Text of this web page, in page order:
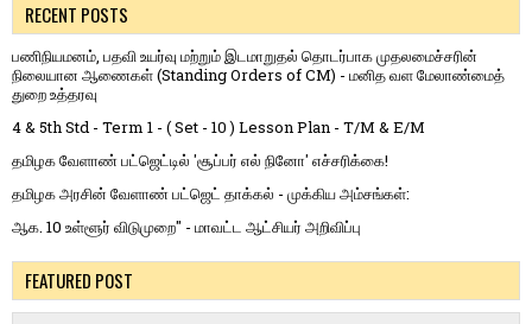
RECENT POSTS
பணிநியமனம், பதவி உயர்வு மற்றும் இடமாறுதல் தொடர்பாக முதலமைச்சரின்
நிலையான ஆணைகள் (Standing Orders of CM) - மனித வள மேலாண்மைத்
துறை உத்தரவு
4 & 5th Std - Term 1 - ( Set - 10 ) Lesson Plan - T/M & E/M
தமிழக வேளாண் பட்ஜெட்டில் 'சூப்பர் எல் நினோ' எச்சரிக்கை!
தமிழக அரசின் வேளாண் பட்ஜெட் தாக்கல் - முக்கிய அம்சங்கள்:
ஆக. 10 உள்ளூர் விடுமுறை" - மாவட்ட ஆட்சியர் அறிவிப்பு
FEATURED POST